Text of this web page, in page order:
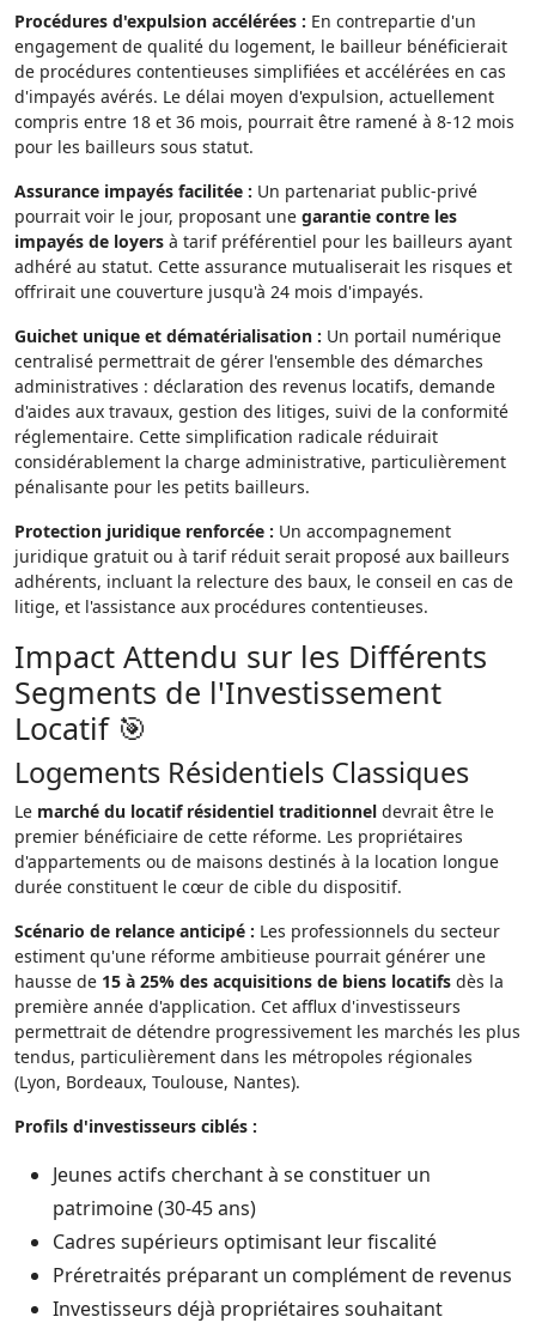
Procédures d'expulsion accélérées : En contrepartie d'un
engagement de qualité du logement, le bailleur bénéficierait
de procédures contentieuses simplifiées et accélérées en cas
d'impayés avérés. Le délai moyen d'expulsion, actuellement
compris entre 18 et 36 mois, pourrait être ramené à 8-12 mois
pour les bailleurs sous statut.
Assurance impayés facilitée : Un partenariat public-privé
pourrait voir le jour, proposant une garantie contre les
impayés de loyers à tarif préférentiel pour les bailleurs ayant
adhéré au statut. Cette assurance mutualiserait les risques et
offrirait une couverture jusqu'à 24 mois d'impayés.
Guichet unique et dématérialisation : Un portail numérique
centralisé permettrait de gérer l'ensemble des démarches
administratives : déclaration des revenus locatifs, demande
d'aides aux travaux, gestion des litiges, suivi de la conformité
réglementaire. Cette simplification radicale réduirait
considérablement la charge administrative, particulièrement
pénalisante pour les petits bailleurs.
Protection juridique renforcée : Un accompagnement
juridique gratuit ou à tarif réduit serait proposé aux bailleurs
adhérents, incluant la relecture des baux, le conseil en cas de
litige, et l'assistance aux procédures contentieuses.
Impact Attendu sur les Différents
Segments de l'Investissement
Locatif 🎯
Logements Résidentiels Classiques
Le marché du locatif résidentiel traditionnel devrait être le
premier bénéficiaire de cette réforme. Les propriétaires
d'appartements ou de maisons destinés à la location longue
durée constituent le cœur de cible du dispositif.
Scénario de relance anticipé : Les professionnels du secteur
estiment qu'une réforme ambitieuse pourrait générer une
hausse de 15 à 25% des acquisitions de biens locatifs dès la
première année d'application. Cet afflux d'investisseurs
permettrait de détendre progressivement les marchés les plus
tendus, particulièrement dans les métropoles régionales
(Lyon, Bordeaux, Toulouse, Nantes).
Profils d'investisseurs ciblés :
Jeunes actifs cherchant à se constituer un
patrimoine (30-45 ans)
Cadres supérieurs optimisant leur fiscalité
Préretraités préparant un complément de revenus
Investisseurs déjà propriétaires souhaitant